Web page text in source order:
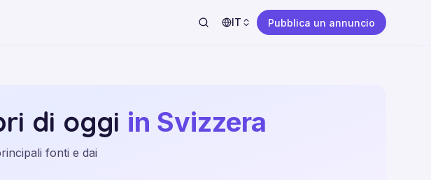
IT Pubblica un annuncio
di oggi in Svizzera
fonti e dai